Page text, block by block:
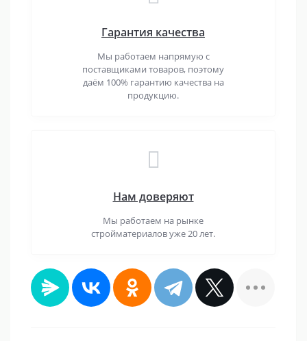
Гарантия качества
Мы работаем напрямую с
поставщиками товаров, поэтому
даём 100% гарантию качества на
продукцию.
Нам доверяют
Мы работаем на рынке
стройматериалов уже 20 лет.